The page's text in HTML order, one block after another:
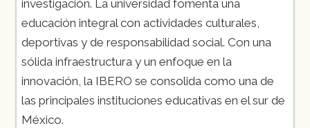
investigación. La universidad fomenta una
educación integral con actividades culturales,
deportivas y de responsabilidad social. Con una
sólida infraestructura y un enfoque en la
innovación, la IBERO se consolida como una de
las principales instituciones educativas en el sur de
México​.